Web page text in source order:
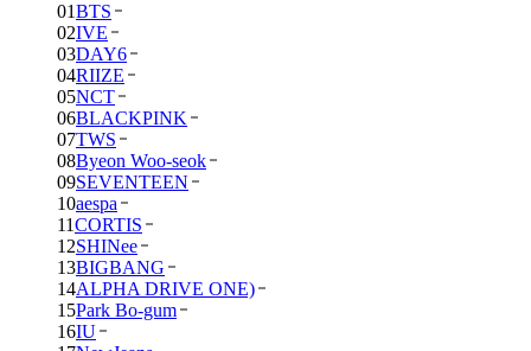
01BTS
02IVE
03DAY6
04RIIZE
05NCT
06BLACKPINK
07TWS
08Byeon Woo-seok
09SEVENTEEN
10aespa
11CORTIS
12SHINee
13BIGBANG
14ALPHA DRIVE ONE)
15Park Bo-gum
16IU